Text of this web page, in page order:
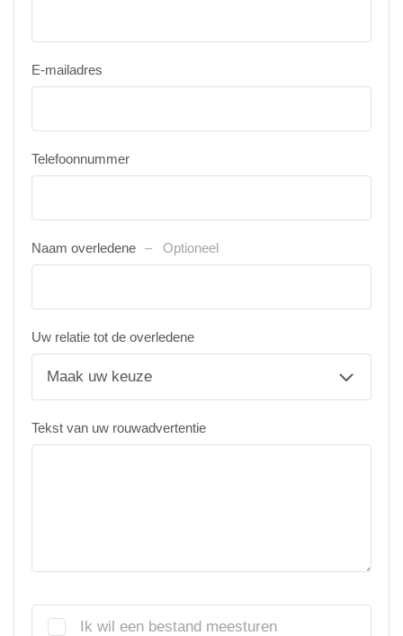
E-mailadres
Telefoonnummer
Naam overledene Optioneel
Uw relatie tot de overledene
Tekst van uw rouwadvertentie
Ik wil een bestand meesturen